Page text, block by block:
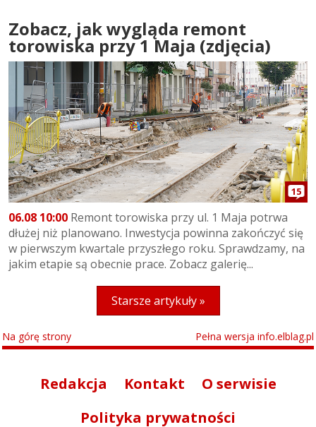
Zobacz, jak wygląda remont
torowiska przy 1 Maja (zdjęcia)
15
06.08 10:00 Remont torowiska przy ul. 1 Maja potrwa
dłużej niż planowano. Inwestycja powinna zakończyć się
w pierwszym kwartale przyszłego roku. Sprawdzamy, na
jakim etapie są obecnie prace. Zobacz galerię...
Starsze artykuły »
Na górę strony Pełna wersja info.elblag.pl
Redakcja Kontakt
O serwisie
Polityka prywatności